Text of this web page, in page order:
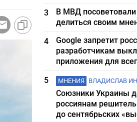
3
В МВД
делиться своим
4
Google запретит
разработчикам
приложения для
5
МНЕНИЯ ВЛАДИСЛАВ
Союзники Украины
россиянам
до сентябрьских